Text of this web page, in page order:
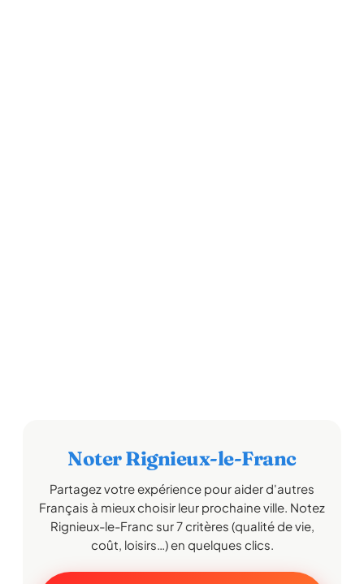
Noter Rignieux-le-Franc
Partagez votre expérience pour aider d'autres
Français à mieux choisir leur prochaine ville. Notez
Rignieux-le-Franc sur 7 critères (qualité de vie,
coût, loisirs…) en quelques clics.